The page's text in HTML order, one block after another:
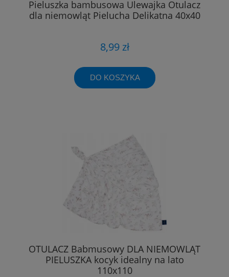
Pieluszka bambusowa Ulewajka Otulacz
dla niemowląt Pielucha Delikatna 40x40
8,99 zł
DO KOSZYKA
OTULACZ Babmusowy DLA NIEMOWLĄT
PIELUSZKA kocyk idealny na lato
110x110